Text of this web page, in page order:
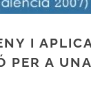
I
PER A